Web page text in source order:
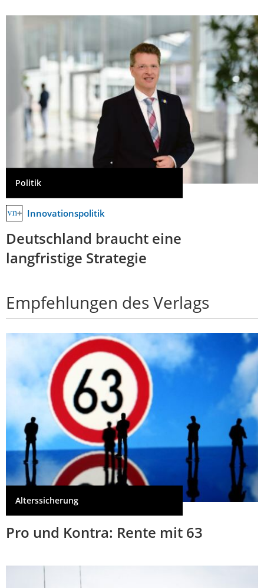
Politik
Innovationspolitik
Deutschland braucht eine
langfristige Strategie
Empfehlungen des Verlags
Alterssicherung
Pro und Kontra: Rente mit 63